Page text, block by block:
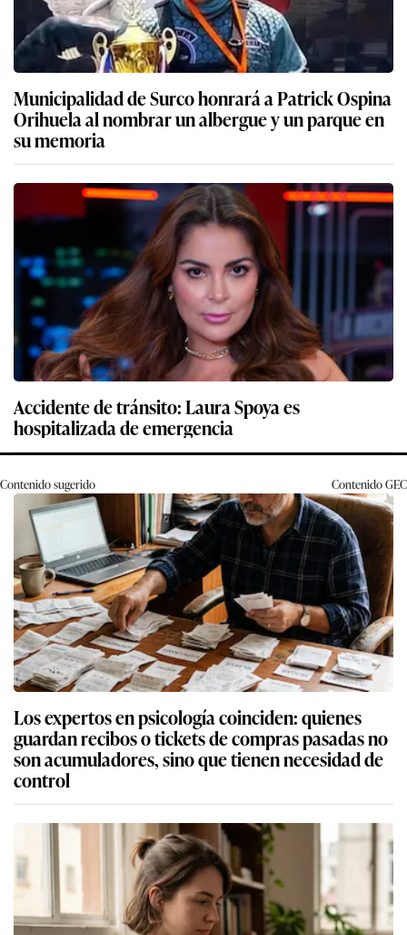
Municipalidad de Surco honrará a Patrick Ospina
Orihuela al nombrar un albergue y un parque en
su memoria
Accidente de tránsito: Laura Spoya es
hospitalizada de emergencia
Contenido sugerido ContenidoGEC
Los expertos en psicología coinciden: quienes
guardan recibos o tickets de compras pasadas no
son acumuladores, sino que tienen necesidad de
control